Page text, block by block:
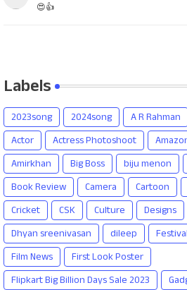
😍👍
Labels
2023song 2024song A R Rahman
Actor
Actress Photoshoot
Amirkhan
Big Boss biju menon
Book Review
Camera Cartoon
Cricket
CSK Culture Designs
Dhyan sreenivasan
dileep Festival
Film News
First Look Poster
Flipkart Big Billion Days Sale 2023